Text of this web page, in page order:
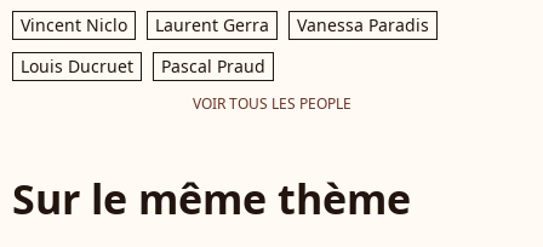
Vincent Niclo
Laurent Gerra
Vanessa Paradis
Louis Ducruet
Pascal Praud
VOIR TOUS LES PEOPLE
Sur le même thème